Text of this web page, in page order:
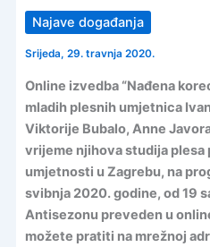
Najave događanja
Srijeda, 29. travnja 2020.
Online izvedba “Nađena
mladih plesnih umjetnica
Viktorije Bubalo, Anne
vrijeme njihova studija plesa
umjetnosti u Zagrebu, na
svibnja 2020. godine, od 19
Antisezonu preveden u
možete pratiti na mrežnoj